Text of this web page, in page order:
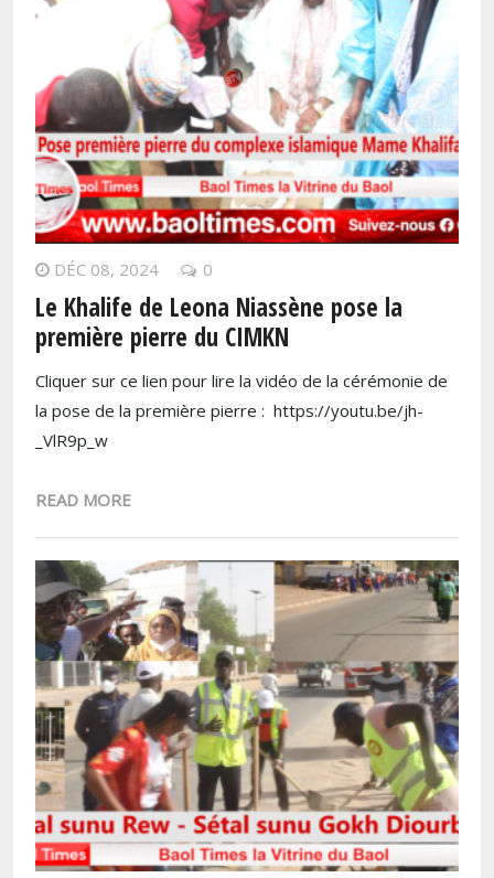
DÉC 08, 2024 0
Le Khalife de Leona Niassène pose la
première pierre du CIMKN
Cliquer sur ce lien pour lire la vidéo de la cérémonie de
la pose de la première pierre : https://youtu.be/jh-
_VlR9p_w
READ MORE